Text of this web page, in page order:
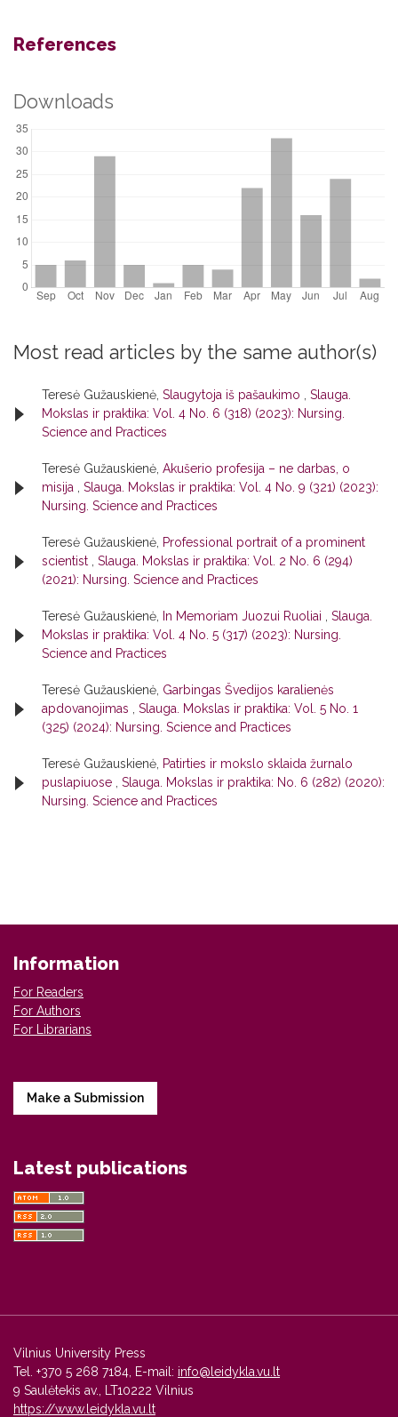
References
Downloads
Most read articles by the same author(s)
Teresė Gužauskienė, Slaugytoja iš pašaukimo , Slauga.
Mokslas ir praktika: Vol. 4 No. 6 (318) (2023): Nursing.
Science and Practices
Teresė Gužauskienė, Akušerio profesija – ne darbas, o
misija , Slauga. Mokslas ir praktika: Vol. 4 No. 9 (321) (2023):
Nursing. Science and Practices
Teresė Gužauskienė, Professional portrait of a prominent
scientist , Slauga. Mokslas ir praktika: Vol. 2 No. 6 (294)
(2021): Nursing. Science and Practices
Teresė Gužauskienė, In Memoriam Juozui Ruoliai , Slauga.
Mokslas ir praktika: Vol. 4 No. 5 (317) (2023): Nursing.
Science and Practices
Teresė Gužauskienė, Garbingas Švedijos karalienės
apdovanojimas , Slauga. Mokslas ir praktika: Vol. 5 No. 1
(325) (2024): Nursing. Science and Practices
Teresė Gužauskienė, Patirties ir mokslo sklaida žurnalo
puslapiuose , Slauga. Mokslas ir praktika: No. 6 (282) (2020):
Nursing. Science and Practices
Information
For Readers
For Authors
For Librarians
Make a Submission
Latest publications
Vilnius University Press
Tel. +370 5 268 7184, E-mail: info@leidykla.vu.lt
9 Saulėtekis av., LT10222 Vilnius
https://www.leidykla.vu.lt